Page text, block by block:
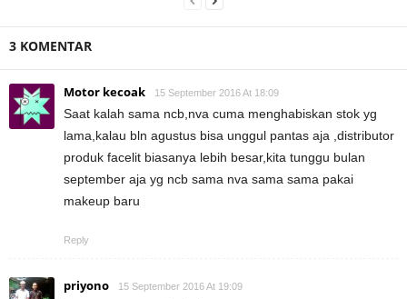
3 KOMENTAR
Motor kecoak 15 September 2016 At 18:09
Saat kalah sama ncb,nva cuma menghabiskan stok yg
lama,kalau bln agustus bisa unggul pantas aja ,distributor
produk facelit biasanya lebih besar,kita tunggu bulan
september aja yg ncb sama nva sama sama pakai
makeup baru
Reply
priyono 15 September 2016 At 19:09